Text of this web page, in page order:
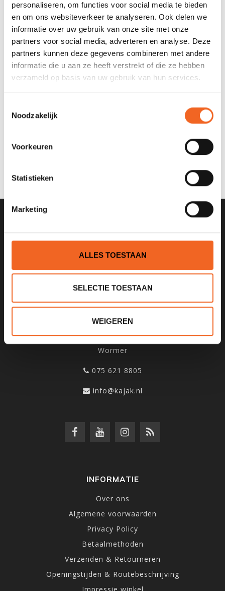
personaliseren, om functies voor social media te bieden
en om ons websiteverkeer te analyseren. Ook delen we
informatie over uw gebruik van onze site met onze
partners voor social media, adverteren en analyse. Deze
partners kunnen deze gegevens combineren met andere
informatie die u aan ze heeft verstrekt of die ze hebben
verzameld op basis van uw gebruik van hun services.
Noodzakelijk
Voorkeuren
Statistieken
Marketing
ALLES TOESTAAN
SELECTIE TOESTAAN
WEIGEREN
INFORMATIE
Deze versterkingsmat is geschikt voor het versterken van een
polyethyleen reparatie.
REVIEWS
Nog niet gewaardeerd
SCHRIJF JE IN VOOR ONZE
NIEUWSBRIEF
KANOCENTRUM ARJAN BLOEM
Poelweg 1B
1531MD
Wormer
075 621 8805
info@kajak.nl
INFORMATIE
Over ons
Algemene voorwaarden
Privacy Policy
Betaalmethoden
Verzenden & Retourneren
Openingstijden & Routebeschrijving